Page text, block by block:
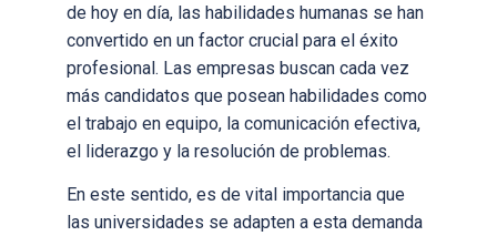
de hoy en día, las habilidades humanas se han
convertido en un factor crucial para el éxito
profesional. Las empresas buscan cada vez
más candidatos que posean habilidades como
el trabajo en equipo, la comunicación efectiva,
el liderazgo y la resolución de problemas.
En este sentido, es de vital importancia que
las universidades se adapten a esta demanda